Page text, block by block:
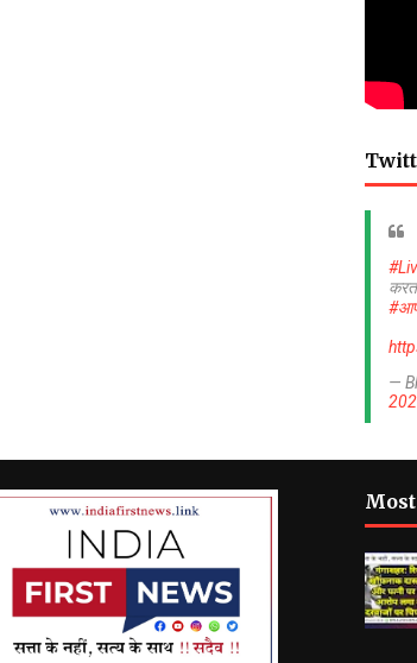
—